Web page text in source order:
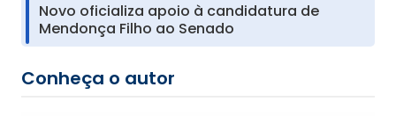
Novo oficializa apoio à candidatura de
Mendonça Filho ao Senado
Conheça o autor